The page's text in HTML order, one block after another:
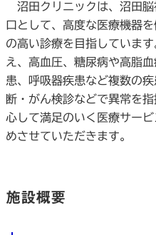
沼田クリニックは、沼田脳
口として、高度な医療機器
の高い診療を目指していま
え、高血圧、糖尿病や高脂
患、呼吸器疾患など複数の
断・がん検診などで異常を
心して満足のいく医療サー
めさせていただきます。
施設概要